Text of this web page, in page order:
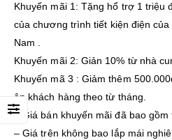
Khuyến mãi 1: Tặng hổ trợ 1 triệu
của chương trình tiết kiện điện
Nam .
Khuyến mãi 2: Giản 10% từ nhà
Khuyến mã 3 : Giảm thêm
ân khách hàng theo từ tháng.
– Giá bán khuyến mãi đã bao gồm
– Giá trên không bao lắp mái